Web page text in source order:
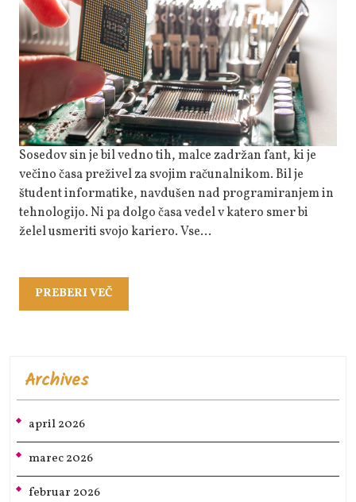
Sosedov sin je bil vedno tih, malce zadržan fant, ki je
večino časa preživel za svojim računalnikom. Bil je
študent informatike, navdušen nad programiranjem in
tehnologijo. Ni pa dolgo časa vedel v katero smer bi
želel usmeriti svojo kariero. Vse…
PREBERI VEČ
VEČ
Archives
april 2026
marec 2026
februar 2026